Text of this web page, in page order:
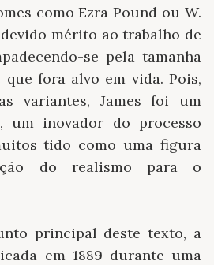
como Ezra Pound ou W.
mérito ao trabalho de
se pela tamanha
que fora alvo em vida. Pois,
variantes, James foi um
um inovador do processo
tido como uma figura
do realismo para o
principal deste texto, a
em 1889 durante uma